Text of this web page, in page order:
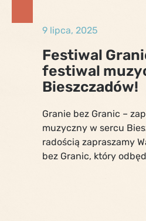
9 lipca, 2025
Festiwal
festiwal
Bieszczadów!
Granie bez Granic –
muzyczny w sercu
radością zapraszamy
bez Granic, który